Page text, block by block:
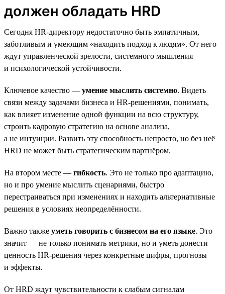
должен обладать HRD
Сегодня HR-директору недостаточно быть эмпатичным,
заботливым и умеющим «находить подход к людям». От него
ждут управленческой зрелости, системного мышления
и психологической устойчивости.
Ключевое качество — умение мыслить системно. Видеть
связи между задачами бизнеса и HR-решениями, понимать,
как влияет изменение одной функции на всю структуру,
строить кадровую стратегию на основе анализа,
а не интуиции. Развить эту способность непросто, но без неё
HRD не может быть стратегическим партнёром.
На втором месте — гибкость. Это не только про адаптацию,
но и про умение мыслить сценариями, быстро
перестраиваться при изменениях и находить альтернативные
решения в условиях неопределённости.
Важно также уметь говорить с бизнесом на его языке. Это
значит — не только понимать метрики, но и уметь донести
ценность HR-решения через конкретные цифры, прогнозы
и эффекты.
От HRD ждут чувствительности к слабым сигналам